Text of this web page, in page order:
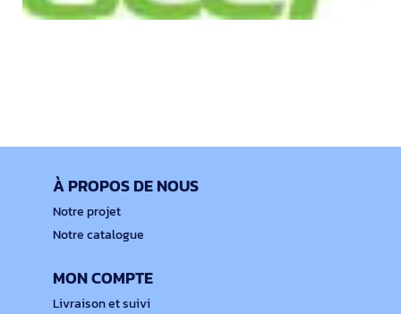
À PROPOS DE NOUS
Notre projet
Notre catalogue
MON COMPTE
Livraison et suivi